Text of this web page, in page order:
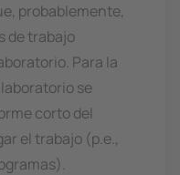
probablemente,
de trabajo
Para la
se
corto del
el trabajo (p.e.,